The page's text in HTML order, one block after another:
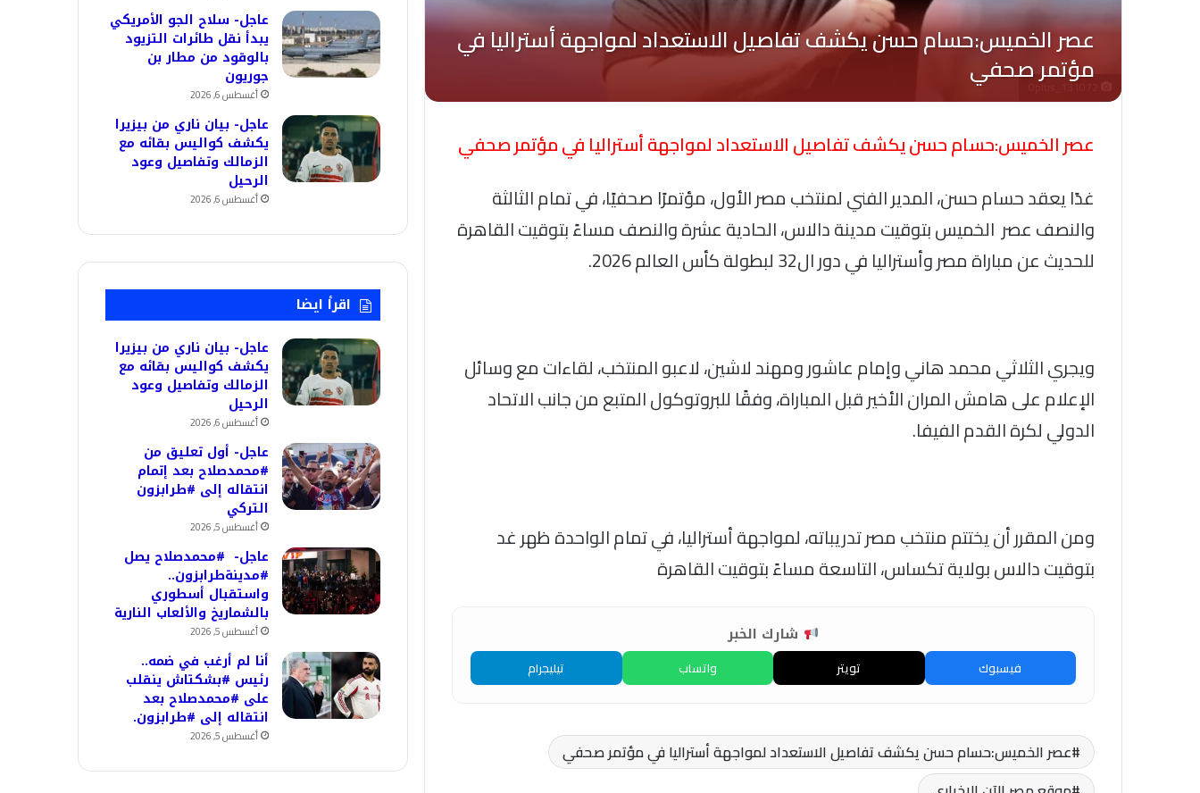
عصر الخميس:حسام حسن يكشف تفاصيل الاستعداد لمواجهة أستراليا في مؤتمر صحفي
غدًا يعقد حسام حسن، المدير الفني لمنتخب مصر الأول، مؤتمرًا صحفيًا، في تمام الثالثة
والنصف عصر الخميس بتوقيت مدينة دالاس، الحادية عشرة والنصف مساءً بتوقيت القاهرة
للحديث عن مباراة مصر وأستراليا في دور ال32 لبطولة كأس العالم 2026.
ويجري الثلاثي محمد هاني وإمام عاشور ومهند لاشين، لاعبو المنتخب، لقاءات مع وسائل
الإعلام على هامش المران الأخير قبل المباراة، وفقًا للبروتوكول المتبع من جانب الاتحاد
الدولي لكرة القدم الفيفا.
ومن المقرر أن يختتم منتخب مصر تدريباته، لمواجهة أستراليا، في تمام الواحدة ظهر غد
بتوقيت دالاس بولاية تكساس، التاسعة مساءً بتوقيت القاهرة
شارك الخبر
فيسبوك تويتر واتساب تيليجرام
عصر الخميس:حسام حسن يكشف تفاصيل الاستعداد لمواجهة أستراليا في مؤتمر صحفي
عاجل- سلاح الجو الأمريكي
يبدأ نقل طائرات التزيود
بالوقود من مطار بن
جوريون
أغسطس 6, 2026
عاجل- بيان ناري من بيزيرا
يكشف كواليس بقائه مع
الزمالك وتفاصيل وعود
الرحيل
أغسطس 6, 2026
اقرأ ايضا
عاجل- بيان ناري من بيزيرا
يكشف كواليس بقائه مع
الزمالك وتفاصيل وعود
الرحيل
أغسطس 6, 2026
عاجل- أول تعليق من
#محمدصلاح بعد إتمام
انتقاله إلى #طرابزون
التركي
أغسطس 5, 2026
عاجل- #محمدصلاح يصل
#مدينةطرابزون..
واستقبال أسطوري
بالشماريخ والألعاب النارية
أغسطس 5, 2026
أنا لم أرغب في ضمه..
رئيس #بشكتاش ينقلب
على #محمدصلاح بعد
انتقاله إلى #طرابزون.
أغسطس 5, 2026